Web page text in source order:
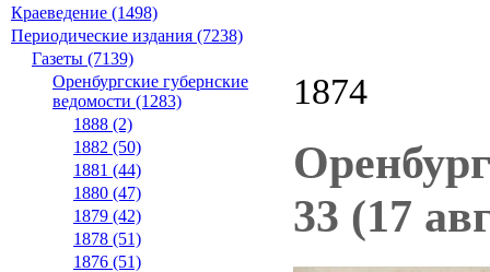
Краеведение (1498)
Периодические издания (7238)
Газеты (7139)
Оренбургские губернские
ведомости (1283)
1888 (2)
1882 (50)
1881 (44)
1880 (47)
1879 (42)
1878 (51)
1876 (51)
1874
33 (17